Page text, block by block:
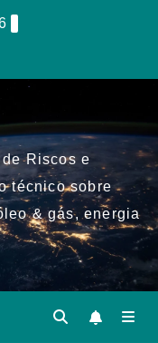
Riscos e
técnico sobre
& gás, energia